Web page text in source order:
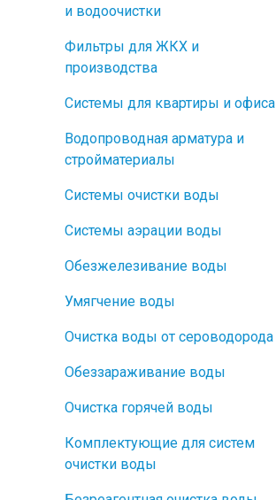
и водоочистки
Фильтры для ЖКХ и
производства
Системы для квартиры и офиса
Водопроводная арматура и
стройматериалы
Системы очистки воды
Системы аэрации воды
Обезжелезивание воды
Умягчение воды
Очистка воды от сероводорода
Обеззараживание воды
Очистка горячей воды
Комплектующие для систем
очистки воды